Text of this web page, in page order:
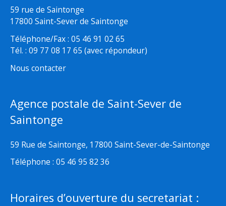
59 rue de Saintonge
17800 Saint-Sever de Saintonge
Téléphone/Fax : 05 46 91 02 65
Tél. : 09 77 08 17 65 (avec répondeur)
Nous contacter
Agence postale de Saint-Sever de
Saintonge
59 Rue de Saintonge, 17800 Saint-Sever-de-Saintonge
Téléphone : 05 46 95 82 36
Horaires d’ouverture du secretariat :